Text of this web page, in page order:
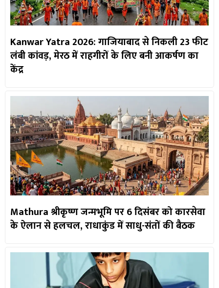
Kanwar Yatra 2026: गाजियाबाद से निकली 23 फीट
लंबी कांवड़, मेरठ में राहगीरों के लिए बनी आकर्षण का
केंद्र
Mathura श्रीकृष्ण जन्मभूमि पर 6 दिसंबर को कारसेवा
के ऐलान से हलचल, राधाकुंड में साधु-संतों की बैठक